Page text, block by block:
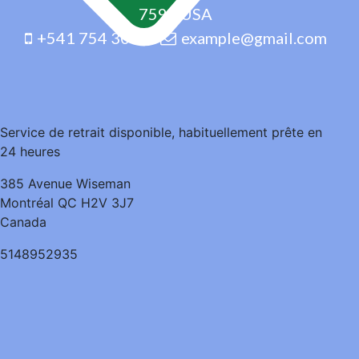
7598 USA
+541 754 3010
example@gmail.com
Service de retrait disponible, habituellement prête en
24 heures
385 Avenue Wiseman
Montréal QC H2V 3J7
Canada
5148952935